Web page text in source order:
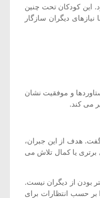
این کودکان تحت چنین
دیگران سازگار
و موفقیت نشان
می کند.
هدف از این جبران،
برتری یا کمال تلاش می
بودن از دیگران نیست.
بر حسب انتظارات برای